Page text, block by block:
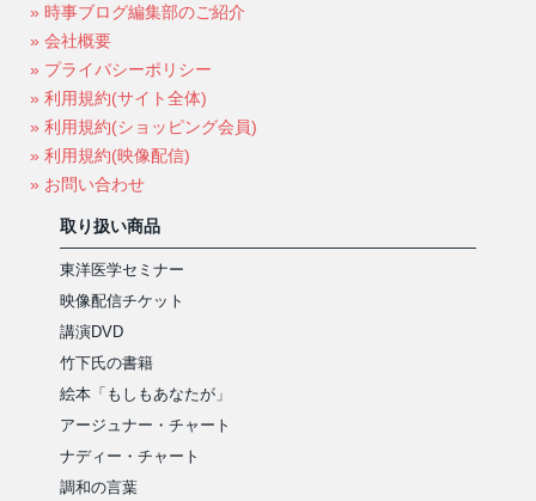
» 時事ブログ編集部のご紹介
» 会社概要
» プライバシーポリシー
» 利用規約(サイト全体)
» 利用規約(ショッピング会員)
» 利用規約(映像配信)
» お問い合わせ
取り扱い商品
東洋医学セミナー
映像配信チケット
講演DVD
竹下氏の書籍
絵本「もしもあなたが」
アージュナー・チャート
ナディー・チャート
調和の言葉